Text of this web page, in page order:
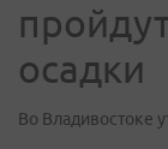
осадки
Во Владивостоке